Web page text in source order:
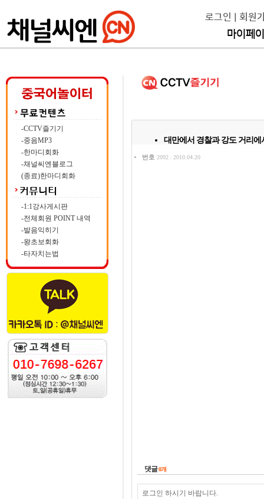
로그인 회원
마이페
-CCTV즐기기
-중음MP3
-한마디회화
-채널씨엔블로그
(종료)한마디회화
-1:1강사게시판
-전체회원 POINT 내역
-발음익히기
-왕초보회화
-타자치는법
대만에서 경찰과 강도 거리에
번호 2092 2010.04.20
댓글0개